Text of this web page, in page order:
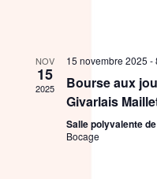
NOV
15
2025
15 novembre 2025 -
Bourse aux
Givarlais
Salle polyvalente
Bocage